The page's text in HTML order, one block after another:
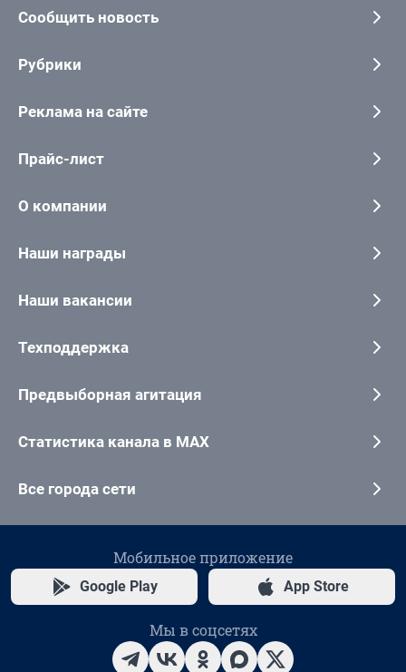
Сообщить новость
Рубрики
Реклама на сайте
Прайс-лист
О компании
Наши награды
Наши вакансии
Техподдержка
Предвыборная агитация
Статистика канала в MAX
Все города сети
Мобильное приложение
Google Play App Store
Мы в соцсетях